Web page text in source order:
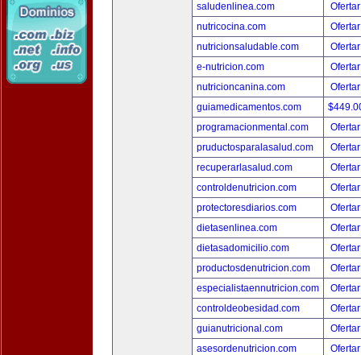
saludenlinea.com
nutricocina.com
nutricionsaludable.com
e-nutricion.com
nutricioncanina.com
guiamedicamentos.com
programacionmental.com
pruductosparalasalud.com
recuperarlasalud.com
controldenutricion.com
protectoresdiarios.com
dietasenlinea.com
dietasadomicilio.com
productosdenutricion.com
especialistaennutricion.com
controldeobesidad.com
guianutricional.com
asesordenutricion.com